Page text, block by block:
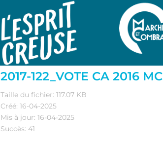
2017-122_VOTE CA 2016 MC
Taille du fichier: 117.07 KB
Créé: 16-04-2025
Mis à jour: 16-04-2025
Succès: 41